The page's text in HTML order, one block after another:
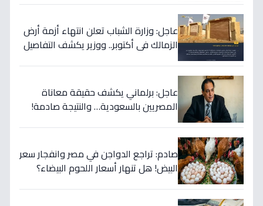
عاجل: وزارة الشباب تعلن انتهاء أزمة أرض
الزمالك في أكتوبر.. ووزير يكشف التفاصيل
عاجل: برلماني يكشف حقيقة معاناة
المصريين بالسعودية… والنتيجة صادمة!
صادم: تراجع الدواجن في مصر وانفجار سعر
البيض! هل تنهار أسعار اللحوم البيضاء؟